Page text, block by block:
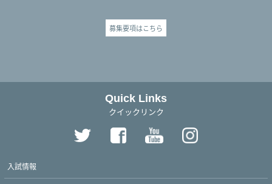
募集要項はこちら
Quick Links
クイックリンク
入試情報